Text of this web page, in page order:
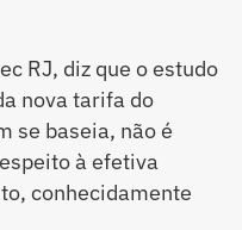
RJ, diz que o estudo
nova tarifa do
se baseia, não é
à efetiva
conhecidamente